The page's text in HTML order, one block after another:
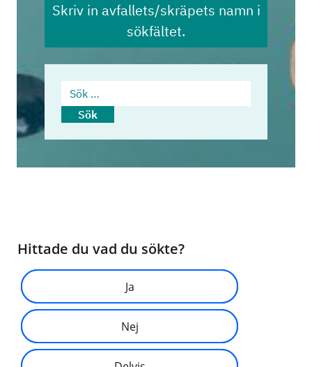
Skriv in avfallets/skräpets namn i
sökfältet.
Sök …
Sök
Hittade du vad du sökte?
Ja
Nej